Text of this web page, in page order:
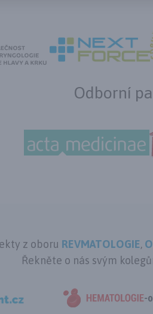
Odborní
z oboru REVMATOLOGIE,
Řekněte o nás svým